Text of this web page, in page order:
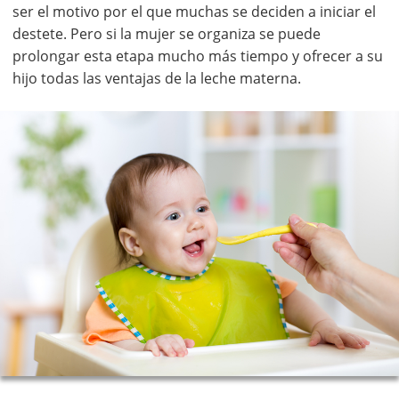
ser el motivo por el que muchas se deciden a iniciar el
destete. Pero si la mujer se organiza se puede
prolongar esta etapa mucho más tiempo y ofrecer a su
hijo todas las ventajas de la leche materna.